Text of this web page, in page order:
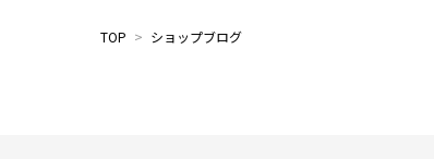
TOP > ショップブログ